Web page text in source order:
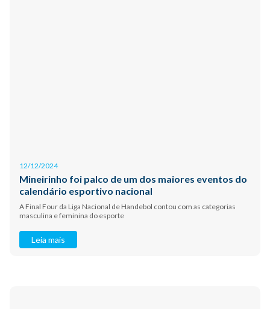
12/12/2024
Mineirinho foi palco de um dos maiores eventos do
calendário esportivo nacional
A Final Four da Liga Nacional de Handebol contou com as categorias
masculina e feminina do esporte
Leia mais